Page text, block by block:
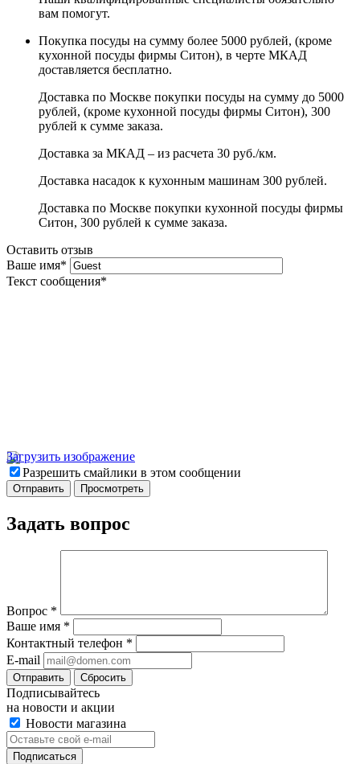
вам помогут.
Покупка посуды на сумму более 5000 рублей, (кроме
кухонной посуды фирмы Ситон), в черте МКАД
доставляется бесплатно.
Доставка по Москве покупки посуды на сумму до 5000
рублей, (кроме кухонной посуды фирмы Ситон), 300
рублей к сумме заказа.
Доставка за МКАД – из расчета 30 руб./км.
Доставка насадок к кухонным машинам 300 рублей.
Доставка по Москве покупки кухонной посуды фирмы
Ситон, 300 рублей к сумме заказа.
Оставить отзыв
Ваше имя*
Текст сообщения*
Загрузить изображение
Разрешить смайлики в этом сообщении
Задать вопрос
Вопрос *
Ваше имя *
Контактный телефон *
E-mail
Отправить Сбросить
Подписывайтесь
на новости и акции
Новости магазина